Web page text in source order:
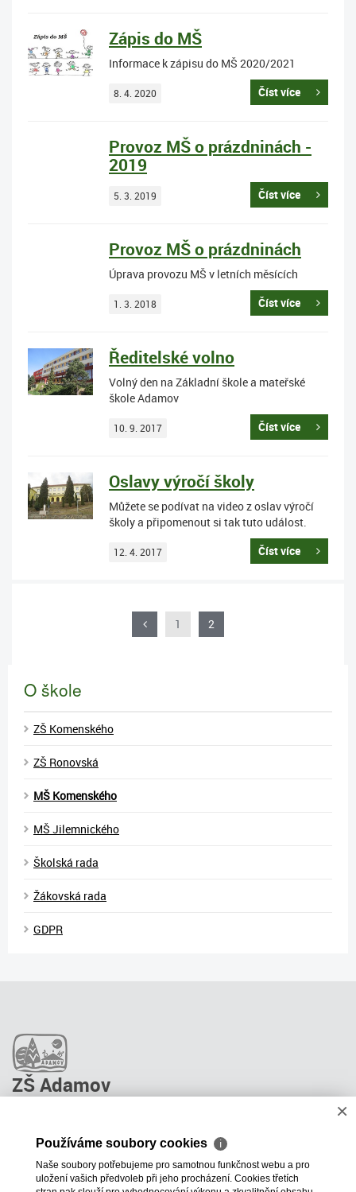
Zápis do MŠ
Informace k zápisu do MŠ 2020/2021
8. 4. 2020 Číst více
Provoz MŠ o prázdninách -
2019
5. 3. 2019 Číst více
Provoz MŠ o prázdninách
Úprava provozu MŠ v letních měsících
1. 3. 2018 Číst více
Ředitelské volno
Volný den na Základní škole a mateřské
škole Adamov
10. 9. 2017 Číst více
Oslavy výročí školy
Můžete se podívat na video z oslav výročí
školy a připomenout si tak tuto událost.
12. 4. 2017 Číst více
1 2
O škole
ZŠ Komenského
ZŠ Ronovská
MŠ Komenského
MŠ Jilemnického
Školská rada
Žákovská rada
GDPR
ZŠ Adamov
Stravování
ŠPP Poradenství
×
Používáme soubory cookies ℹ
Naše soubory potřebujeme pro samotnou funkčnost webu a pro
uložení vašich předvoleb při jeho procházení. Cookies třetích